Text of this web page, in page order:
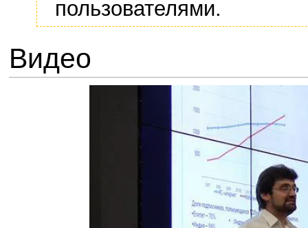
пользователями.
Видео